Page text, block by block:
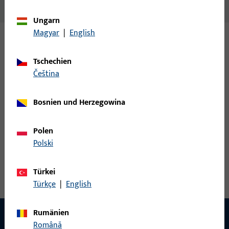
Varianten
Zu diesem Produkt gibt es folgende Varianten:
6-23793-00-L-1 B | Riegelbolzen | Riegelbolzen
mm, Gesamtlänge 46 mm, Öffnungsrichtung Anschlag Links
Ungarn
Magyar | English
Tschechien
čeština
Bosnien und Herzegowina
Polen
Polski
Türkei
Türkçe | English
Rumänien
Română